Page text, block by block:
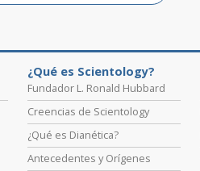
¿Qué es Scientology?
Fundador L. Ronald Hubbard
Creencias de Scientology
¿Qué es Dianética?
Antecedentes y Orígenes